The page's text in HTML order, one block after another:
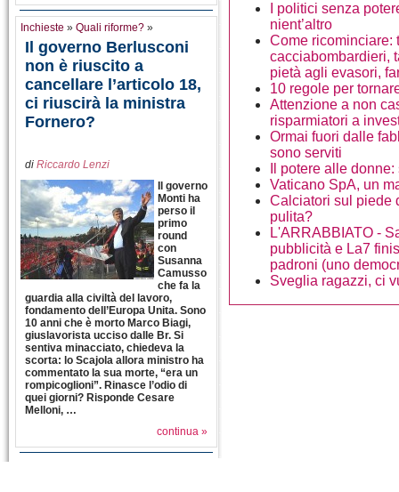
Inchieste » Quali riforme? »
Il governo Berlusconi
non è riuscito a
cancellare l’articolo 18,
ci riuscirà la ministra
Fornero?
di Riccardo Lenzi
Il governo
Monti ha
perso il
primo
round
con
Susanna
Camusso
che fa la
guardia alla civiltà del lavoro,
fondamento dell’Europa Unita. Sono
10 anni che è morto Marco Biagi,
giuslavorista ucciso dalle Br. Si
sentiva minacciato, chiedeva la
scorta: lo Scajola allora ministro ha
commentato la sua morte, “era un
rompicoglioni”. Rinasce l’odio di
quei giorni? Risponde Cesare
Melloni, …
continua »
I politici senza
nient’altro
Come ricominciare:
cacciabombardieri,
pietà agli evasori,
10 regole per
Attenzione a non
risparmiatori a
Ormai fuori dalle
sono serviti
Il potere alle
Vaticano SpA, un
Calciatori sul piede
pulita?
L'ARRABBIATO -
pubblicità e La7
padroni (uno
Sveglia ragazzi, ci